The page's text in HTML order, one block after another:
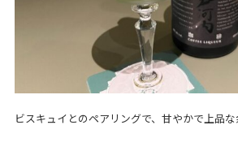
ビスキュイとのペアリングで、甘やかで上品な